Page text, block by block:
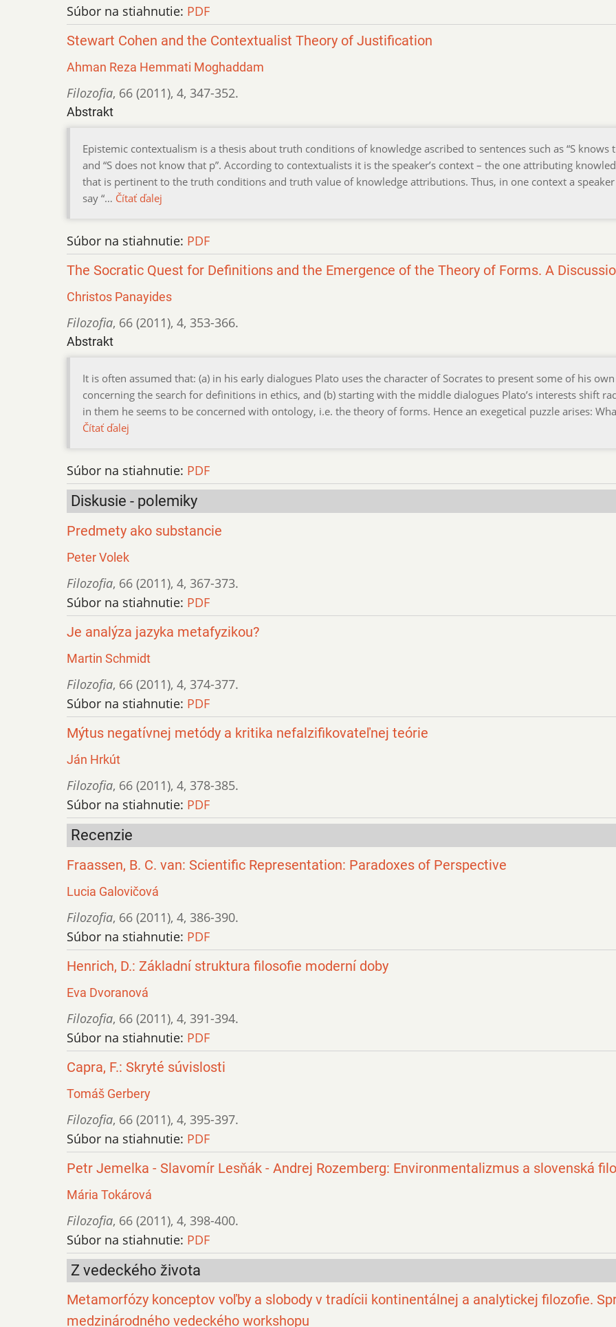
Súbor na stiahnutie: PDF
Stewart Cohen and the Contextualist Theory of Justification
Ahman Reza Hemmati Moghaddam
Filozofia, 66 (2011), 4, 347-352.
Abstrakt
Epistemic contextualism is a thesis about truth conditions of knowledge ascribed to sentences such as “S knows
and “S does not know that p”. According to contextualists it is the speaker’s context – the one attributing
that is pertinent to the truth conditions and truth value of knowledge attributions. Thus, in one context a
say “… Čítať ďalej
Súbor na stiahnutie: PDF
The Socratic Quest for Definitions and the Emergence of the Theory of Forms. A
Christos Panayides
Filozofia, 66 (2011), 4, 353-366.
Abstrakt
It is often assumed that: (a) in his early dialogues Plato uses the character of Socrates to present some of his
concerning the search for definitions in ethics, and (b) starting with the middle dialogues Plato’s interests shift
in them he seems to be concerned with ontology, i.e. the theory of forms. Hence an exegetical puzzle arises:
Čítať ďalej
Súbor na stiahnutie: PDF
Diskusie - polemiky
Predmety ako substancie
Peter Volek
Filozofia, 66 (2011), 4, 367-373.
Súbor na stiahnutie: PDF
Je analýza jazyka metafyzikou?
Martin Schmidt
Filozofia, 66 (2011), 4, 374-377.
Súbor na stiahnutie: PDF
Mýtus negatívnej metódy a kritika nefalzifikovateľnej teórie
Ján Hrkút
Filozofia, 66 (2011), 4, 378-385.
Súbor na stiahnutie: PDF
Recenzie
Fraassen, B. C. van: Scientific Representation: Paradoxes of Perspective
Lucia Galovičová
Filozofia, 66 (2011), 4, 386-390.
Súbor na stiahnutie: PDF
Henrich, D.: Základní struktura filosofie moderní doby
Eva Dvoranová
Filozofia, 66 (2011), 4, 391-394.
Súbor na stiahnutie: PDF
Capra, F.: Skryté súvislosti
Tomáš Gerbery
Filozofia, 66 (2011), 4, 395-397.
Súbor na stiahnutie: PDF
Petr Jemelka - Slavomír Lesňák - Andrej Rozemberg: Environmentalizmus a slovenská
Mária Tokárová
Filozofia, 66 (2011), 4, 398-400.
Súbor na stiahnutie: PDF
Z vedeckého života
Metamorfózy konceptov voľby a slobody v tradícii kontinentálnej a analytickej filozofie.
medzinárodného vedeckého workshopu